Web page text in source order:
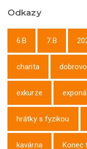
Odkazy
6.B 7.B
charita
exkurze
hrátky s fyzikou
kavárna Konec